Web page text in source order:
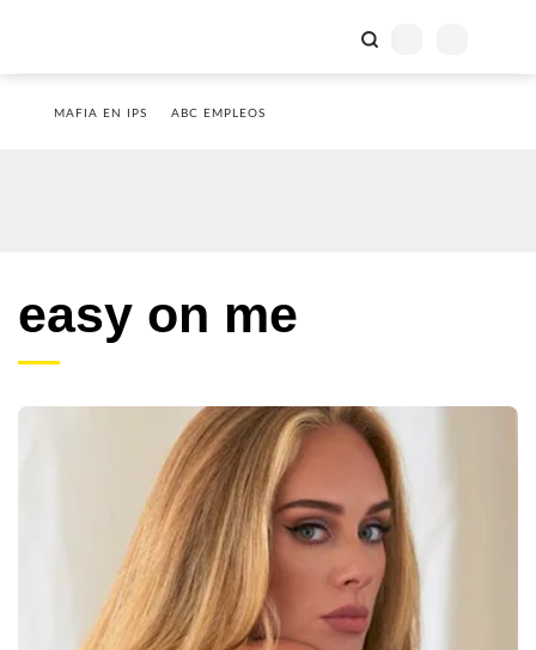
MAFIA EN IPS ABC EMPLEOS
easy on me